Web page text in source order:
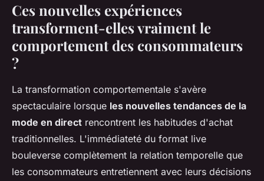
Ces nouvelles expériences
transforment-elles vraiment le
comportement des consommateurs
?
La transformation comportementale s'avère
spectaculaire lorsque les nouvelles tendances de la
mode en direct rencontrent les habitudes d'achat
traditionnelles. L'immédiateté du format live
bouleverse complètement la relation temporelle que
les consommateurs entretiennent avec leurs décisions